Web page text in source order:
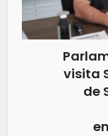
visita
de